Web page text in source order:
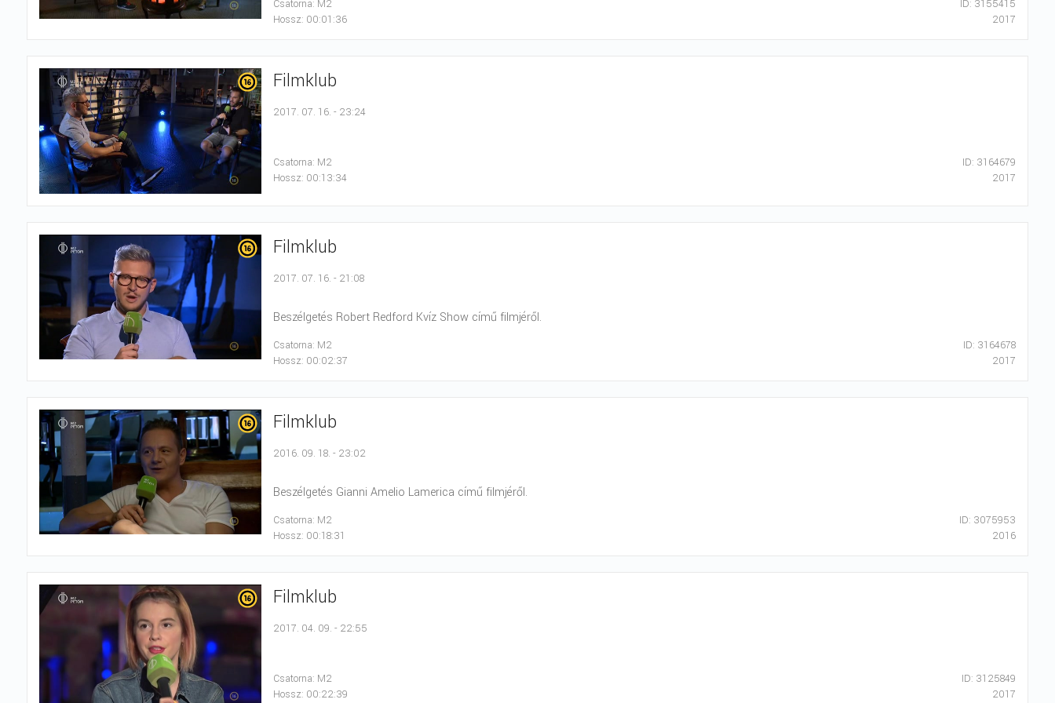
Csatorna: M2
Hossz: 00:01:36
ID: 3155415
2017
Filmklub
2017. 07. 16. - 23:24
Csatorna: M2
Hossz: 00:13:34
ID: 3164679
2017
Filmklub
2017. 07. 16. - 21:08
Beszélgetés Robert Redford Kvíz Show című filmjéről.
Csatorna: M2
Hossz: 00:02:37
ID: 3164678
2017
Filmklub
2016. 09. 18. - 23:02
Beszélgetés Gianni Amelio Lamerica című filmjéről.
Csatorna: M2
Hossz: 00:18:31
ID: 3075953
2016
Filmklub
2017. 04. 09. - 22:55
Csatorna: M2
Hossz: 00:22:39
ID: 3125849
2017